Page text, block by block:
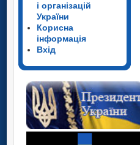
і організацій
України
Корисна
інформація
Вхід